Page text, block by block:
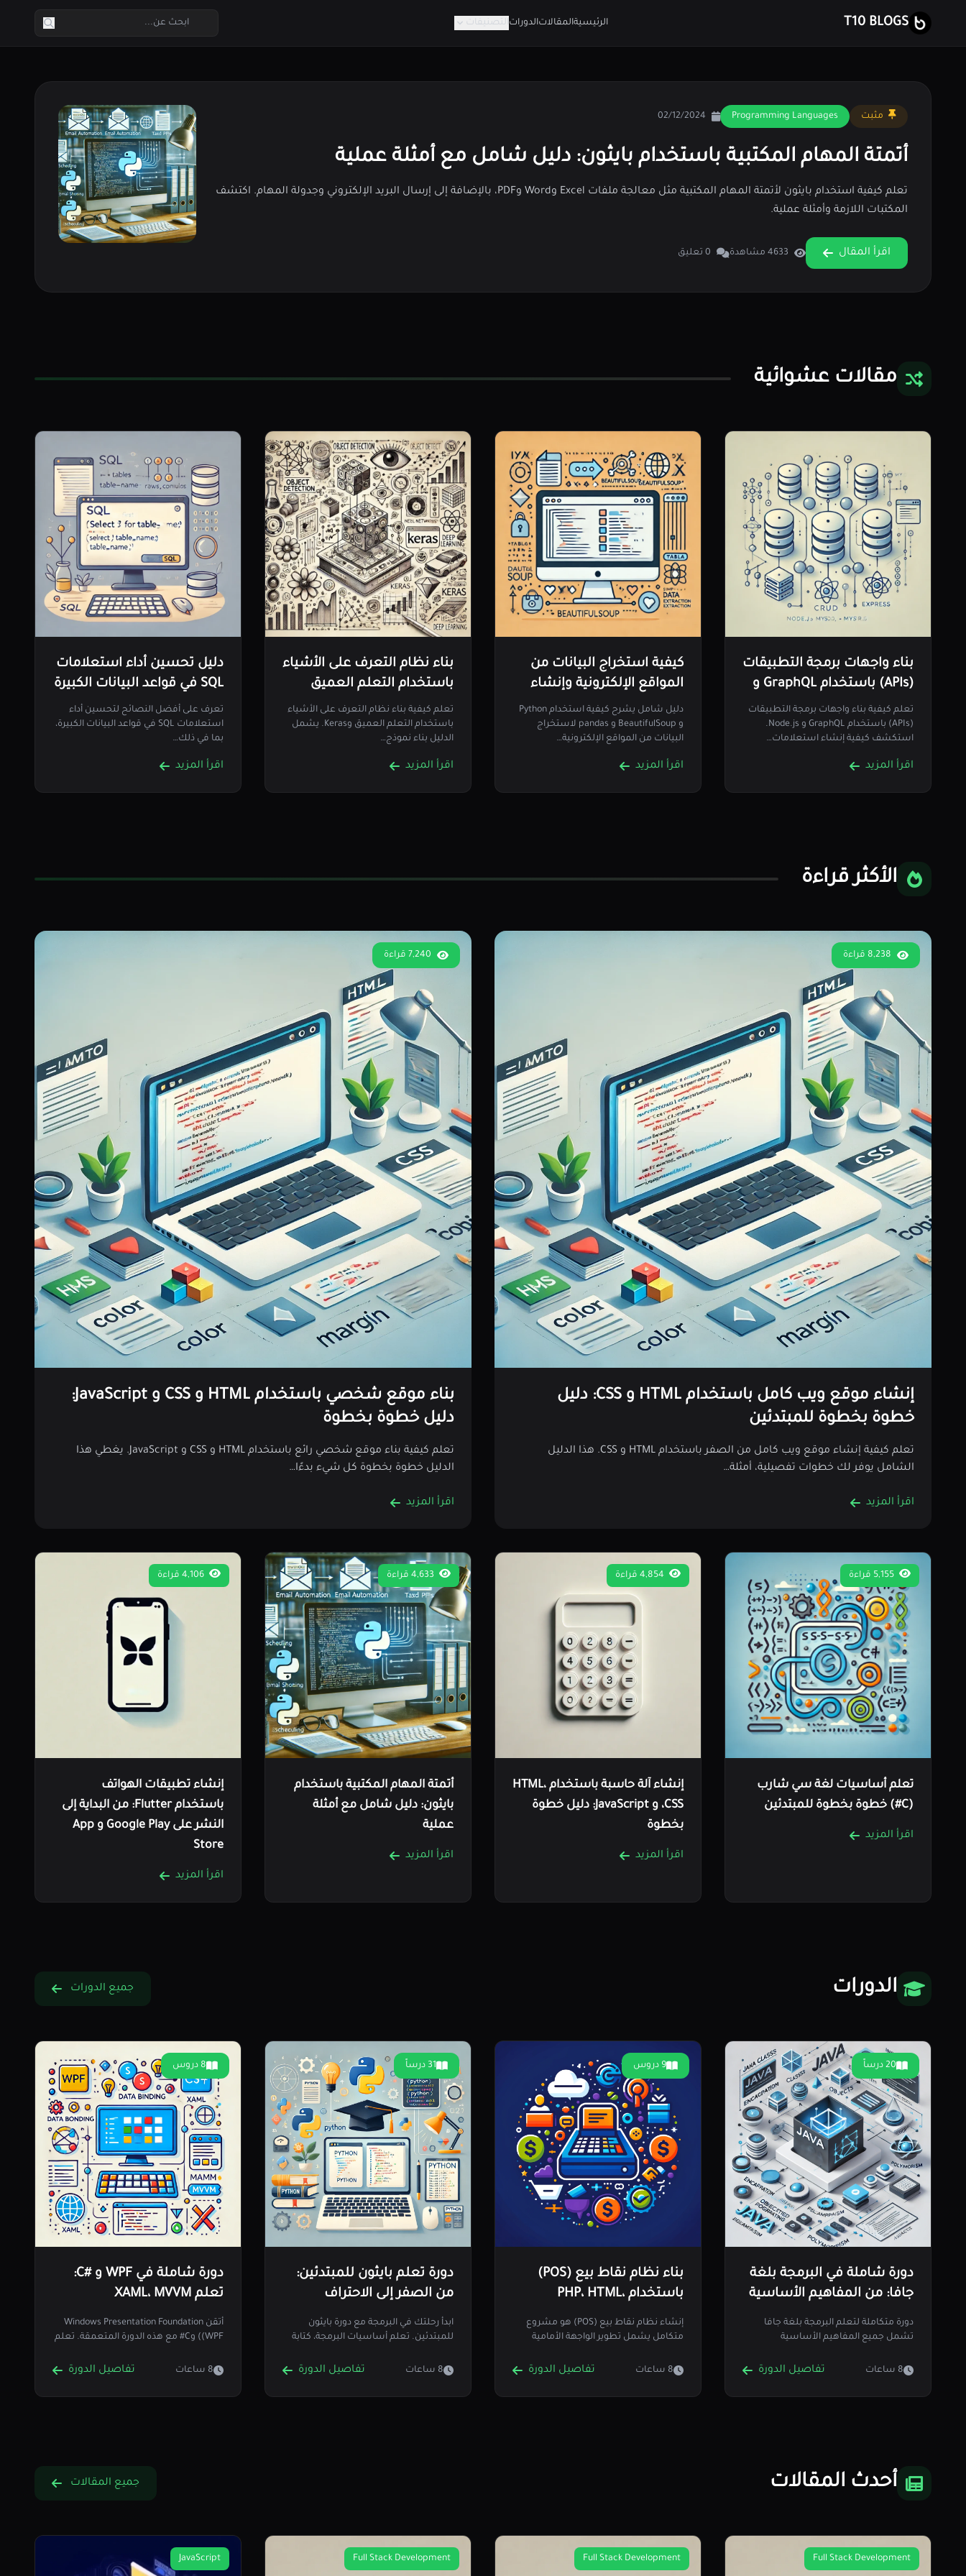
T10 BLOGS الرئيسيةالمقالاتالدورات التصنيفات
مثبت Programming Languages
02/12/2024
أتمتة المهام المكتبية باستخدام بايثون: دليل شامل مع أمثلة عملية
تعلم كيفية استخدام بايثون لأتمتة المهام المكتبية مثل معالجة ملفات Excel وWord وPDF، بالإضافة إلى إرسال البريد الإلكتروني وجدولة المهام. اكتشف
المكتبات اللازمة وأمثلة عملية.
اقرأ المقال 4633 مشاهدة 0 تعليق
مقالات عشوائية
بناء واجهات برمجة التطبيقات
(APIs) باستخدام GraphQL و
Node.js
تعلم كيفية بناء واجهات برمجة التطبيقات
(APIs) باستخدام GraphQL و Node.js.
استكشف كيفية إنشاء استعلامات…
اقرأ المزيد
كيفية استخراج البيانات من
المواقع الإلكترونية وإنشاء
كيانات منظمة باستخدام
Python
دليل شامل يشرح كيفية استخدام Python
و BeautifulSoup و pandas لاستخراج
البيانات من المواقع الإلكترونية…
اقرأ المزيد
بناء نظام التعرف على الأشياء
باستخدام التعلم العميق
وKeras
تعلم كيفية بناء نظام التعرف على الأشياء
باستخدام التعلم العميق وKeras. يشمل
الدليل بناء نموذج…
اقرأ المزيد
دليل تحسين أداء استعلامات
SQL في قواعد البيانات الكبيرة
تعرف على أفضل النصائح لتحسين أداء
استعلامات SQL في قواعد البيانات الكبيرة،
بما في ذلك…
اقرأ المزيد
الأكثر قراءة
8,238 قراءة
إنشاء موقع ويب كامل باستخدام HTML و CSS: دليل
خطوة بخطوة للمبتدئين
تعلم كيفية إنشاء موقع ويب كامل من الصفر باستخدام HTML و CSS. هذا الدليل
الشامل يوفر لك خطوات تفصيلية، أمثلة…
اقرأ المزيد
7,240 قراءة
بناء موقع شخصي باستخدام HTML و CSS و JavaScript:
دليل خطوة بخطوة
تعلم كيفية بناء موقع شخصي رائع باستخدام HTML و CSS و JavaScript. يغطي هذا
الدليل خطوة بخطوة كل شيء بدءًا…
اقرأ المزيد
تعلم أساسيات لغة سي شارب
(C#) خطوة بخطوة للمبتدئين
اقرأ المزيد
إنشاء آلة حاسبة باستخدام HTML،
CSS، و JavaScript: دليل خطوة
بخطوة
اقرأ المزيد
أتمتة المهام المكتبية باستخدام
بايثون: دليل شامل مع أمثلة
عملية
اقرأ المزيد
إنشاء تطبيقات الهواتف
باستخدام Flutter: من البداية إلى
النشر على Google Play و App
Store
اقرأ المزيد
الدورات جميع الدورات
20 درساً
دورة شاملة في البرمجة بلغة
جافا: من المفاهيم الأساسية
إلى تطوير التطبيقات
المتقدمة
دورة متكاملة لتعلم البرمجة بلغة جافا
تشمل جميع المفاهيم الأساسية
8 ساعات
تفاصيل الدورة
9 دروس
بناء نظام نقاط بيع (POS)
باستخدام PHP، HTML،
Tailwind CSS، و jQuery
إنشاء نظام نقاط بيع (POS) هو مشروع
متكامل يشمل تطوير الواجهة الأمامية
8 ساعات
تفاصيل الدورة
31 درساً
دورة تعلم بايثون للمبتدئين:
من الصفر إلى الاحتراف
ابدأ رحلتك في البرمجة مع دورة بايثون
للمبتدئين. تعلم أساسيات البرمجة، كتابة
8 ساعات
تفاصيل الدورة
8 دروس
دورة شاملة في WPF و #C:
تعلم XAML، MVVM
والتحكمات المتقدمة في WPF
أتقن Windows Presentation Foundation
(WPF) وC# مع هذه الدورة المتعمقة. تعلم
8 ساعات
تفاصيل الدورة
أحدث المقالات جميع المقالات
Full Stack Development
Full Stack Development
Full Stack Development
JavaScript